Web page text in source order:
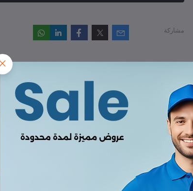
مشاركة
من أصل 5.0 (0 المراجعات)